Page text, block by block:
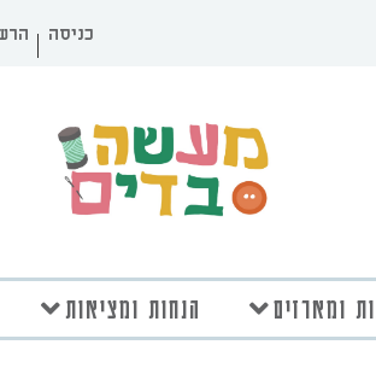
כניסה
ומארזים הנחות ומציאות